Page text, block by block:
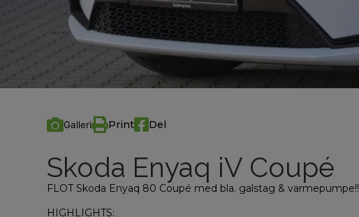
Galleri Print Del
Skoda Enyaq iV Coupé
FLOT Skoda Enyaq 80 Coupé med bla. galstag & varmepumpe!!
HIGHLIGHTS: